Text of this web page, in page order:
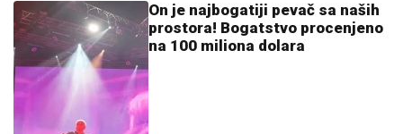
On je najbogatiji pevač sa naših
prostora! Bogatstvo procenjeno
na 100 miliona dolara